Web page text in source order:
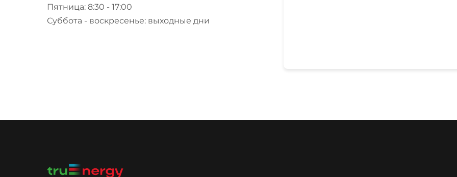
Пятница: 8:30 - 17:00
Суббота - воскресенье: выходные дни